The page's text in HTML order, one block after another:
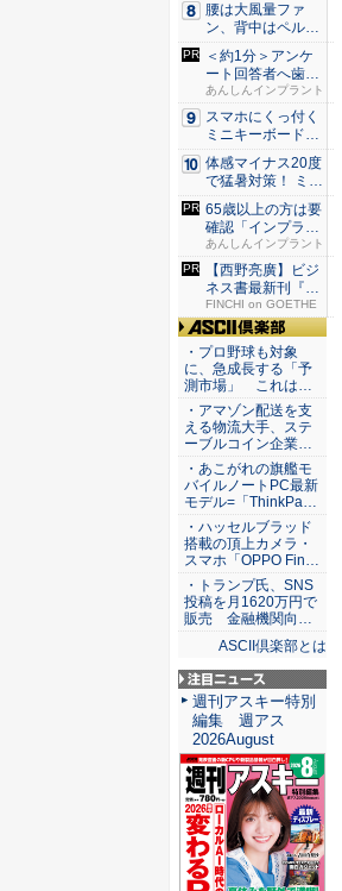
腰は大風量ファ
ン、背中はペルチ
ェ冷却。ダ...
＜約1分＞アンケ
ート回答者へ歯科
医師が監...
あんしんインプラント
スマホにくっ付く
ミニキーボード！
触ってわ...
体感マイナス20度
で猛暑対策！ ミズ
ノの...
65歳以上の方は要
確認「インプラン
トは保...
あんしんインプラント
【西野亮廣】ビジ
ネス書最新刊『北
極星 僕...
FINCHI on GOETHE
ASCII倶楽部
・プロ野球も対象
に、急成長する「予
測市場」 これは…
・アマゾン配送を支
える物流大手、ステ
ーブルコイン企業…
・あこがれの旗艦モ
バイルノートPC最新
モデル=「ThinkPa…
・ハッセルブラッド
搭載の頂上カメラ・
スマホ「OPPO Fin…
・トランプ氏、SNS
投稿を月1620万円で
販売 金融機関向…
ASCII倶楽部とは
注目ニュース
週刊アスキー特別
編集 週アス
2026August